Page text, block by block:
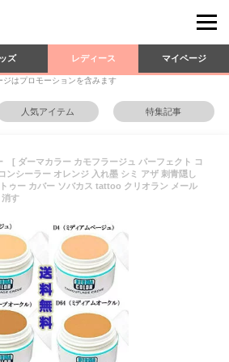
ズ レディース マイページ
ジはプロモーションを含みます
人気アイテム 特集記事
[ ダーマカラー カモフラージュ パーフェクト コ
ンシーラー オレンジ 入れ墨 シミ アザ 刺青隠し
ゥー カバー ソバカス tattoo クリオラン メール
消す